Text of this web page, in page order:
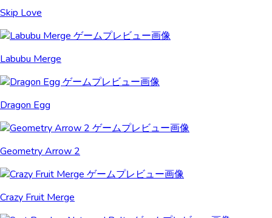
Skip Love
Labubu Merge
Dragon Egg
Geometry Arrow 2
Crazy Fruit Merge